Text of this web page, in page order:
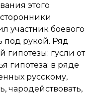
этого
участник боевого
под рукой. Ряд
гипотезы: гусли от
гипотеза: в ряде
русскому,
чародействовать,